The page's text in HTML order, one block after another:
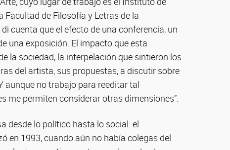
Facultad de Filosofía y Letras de la
cuenta que el efecto de una conferencia, un
una exposición. El impacto que esta
la sociedad, la interpelación que sintieron los
del artista, sus propuestas, a discutir sobre
aunque no trabajo para reeditar tal
me permiten considerar otras dimensiones”.
desde lo político hasta lo social: el
en 1993, cuando aún no había colegas del